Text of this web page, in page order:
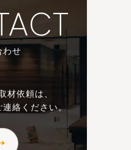
わせ
材依頼は、
絡ください。